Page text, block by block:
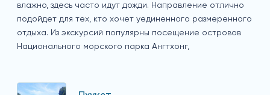
влажно, здесь часто идут дожди. Направление отлично
подойдет для тех, кто хочет уединенного размеренного
отдыха. Из экскурсий популярны посещение островов
Национального морского парка Ангтхонг,